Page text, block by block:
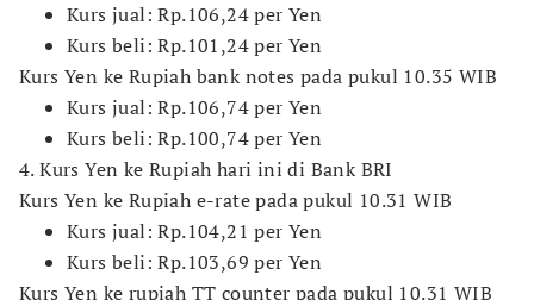
Kurs jual: Rp.106,24 per Yen
Kurs beli: Rp.101,24 per Yen
Kurs Yen ke Rupiah bank notes pada pukul 10.35 WIB
Kurs jual: Rp.106,74 per Yen
Kurs beli: Rp.100,74 per Yen
4. Kurs Yen ke Rupiah hari ini di Bank BRI
Kurs Yen ke Rupiah e-rate pada pukul 10.31 WIB
Kurs jual: Rp.104,21 per Yen
Kurs beli: Rp.103,69 per Yen
Kurs Yen ke rupiah TT counter pada pukul 10.31 WIB